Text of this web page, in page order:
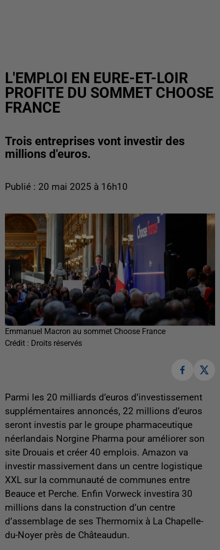
L'EMPLOI EN EURE-ET-LOIR
PROFITE DU SOMMET CHOOSE
FRANCE
Trois entreprises vont investir des
millions d'euros.
Publié : 20 mai 2025 à 16h10
Emmanuel Macron au sommet Choose France
Crédit : Droits réservés
Parmi les 20 milliards d’euros d’investissement
supplémentaires annoncés, 22 millions d’euros
seront investis par le groupe pharmaceutique
néerlandais Norgine Pharma pour améliorer son
site Drouais et créer 40 emplois. Amazon va
investir massivement dans un centre logistique
XXL sur la communauté de communes entre
Beauce et Perche. Enfin Vorweck investira 30
millions dans la construction d’un centre
d’assemblage de ses Thermomix à La Chapelle-
du-Noyer près de Châteaudun.